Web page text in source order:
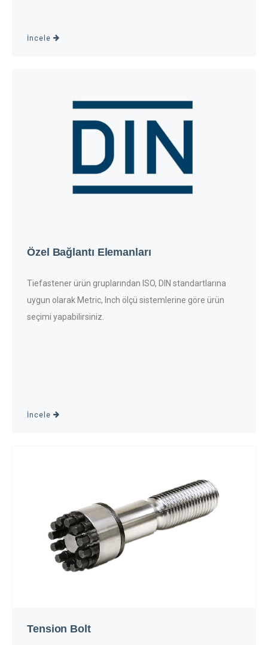
İncele
Özel Bağlantı Elemanları
Tiefastener ürün gruplarından ISO, DIN standartlarına
uygun olarak Metric, Inch ölçü sistemlerine göre ürün
seçimi yapabilirsiniz.
İncele
Tension Bolt